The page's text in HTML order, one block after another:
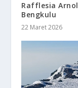
Rafflesia
Bengkulu
22 Maret 2026